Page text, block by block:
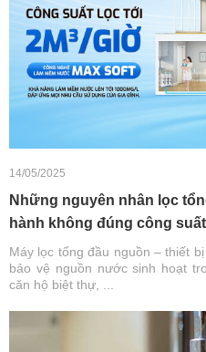
14/05/2025
Những nguyên nhân lọc
hành không đúng công suất
Máy lọc tổng đầu nguồn – thiết
bảo vệ nguồn nước sinh hoạt
căn hộ biệt thự, ...